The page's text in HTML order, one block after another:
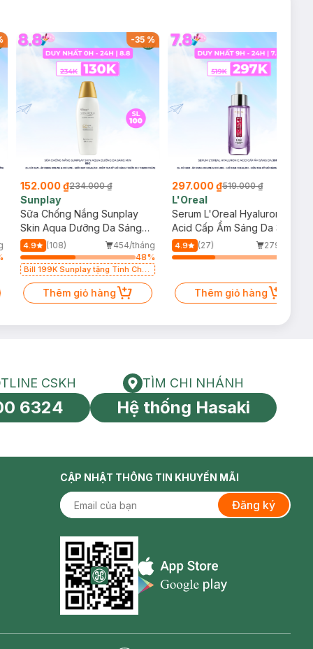
-35%
152.000 ₫234.000 ₫
Sunplay
Sữa Chống Nắng Sunplay
Skin Aqua Dưỡng Da Sáng
Mịn 55g
4.9 (108)
454/tháng
48%
Bill 199K Sunplay tặng Tinh Chất
Chống Nắng 7g trị giá 30K (SL có
hạn)
Thêm giỏ hàng
297.000 ₫519.000 ₫
L'Oreal
Serum L'Oreal Hyaluronic
Acid Cấp Ẩm Sáng Da 30ml
4.9 (27)
279/tháng
Thêm giỏ hàng
toàn cầu
HOTLINE CSKH
CSKH
6324
Tìm chi nhánh
TÌM CHI NHÁNH
Hệ thống Hasaki
CẬP NHẬT THÔNG TIN KHUYẾN MÃI
Đăng ký
Appstore icon